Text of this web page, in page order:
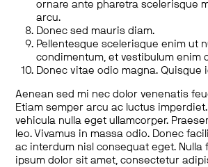
ornare ante pharetra scelerisque
arcu.
Donec sed mauris diam.
Pellentesque scelerisque enim ut
condimentum, et vestibulum enim
Donec vitae odio magna. Quisque
Aenean sed mi nec dolor venenatis
Etiam semper arcu ac luctus
vehicula nulla eget ullamcorper.
leo. Vivamus in massa odio. Donec
ac interdum nisl consequat eget. Nulla
ipsum dolor sit amet, consectetur